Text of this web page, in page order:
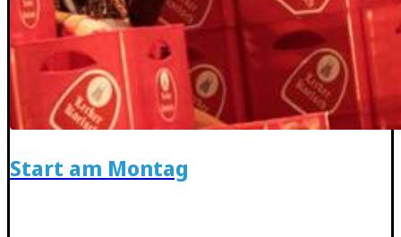
Start am Montag